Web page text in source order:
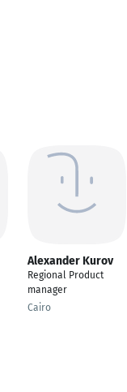
Alexander Kurov
Regional Product
manager
Cairo